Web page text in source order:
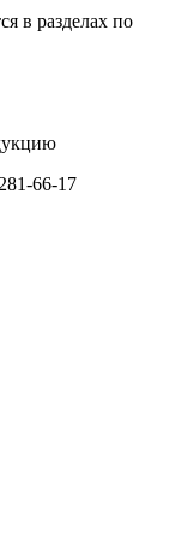
в разделах по
66-17